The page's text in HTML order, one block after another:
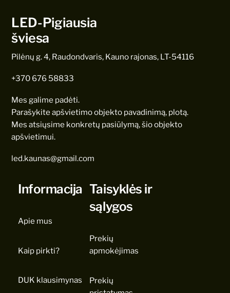
LED-Pigiausia
šviesa
Pilėnų g. 4, Raudondvaris, Kauno rajonas, LT-54116
+370 676 58833
Mes galime padėti.
Parašykite apšvietimo objekto pavadinimą, plotą.
Mes atsiųsime konkretų pasiūlymą, šio objekto
apšvietimui.
led.kaunas@gmail.com
Informacija
Apie mus
Kaip pirkti?
DUK klausimynas
Taisyklės ir
sąlygos
Prekių
apmokėjimas
Prekių